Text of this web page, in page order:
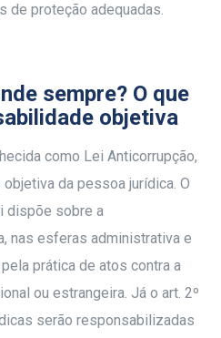
de proteção adequadas.
sempre? O que
objetiva
como Lei Anticorrupção,
da pessoa jurídica. O
dispõe sobre a
nas esferas administrativa e
prática de atos contra a
ou estrangeira. Já o art. 2º
serão responsabilizadas